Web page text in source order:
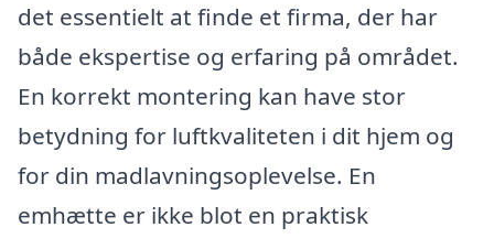
det essentielt at finde et firma, der har
både ekspertise og erfaring på området.
En korrekt montering kan have stor
betydning for luftkvaliteten i dit hjem og
for din madlavningsoplevelse. En
emhætte er ikke blot en praktisk